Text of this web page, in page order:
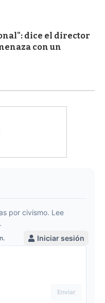
dice el director
con un